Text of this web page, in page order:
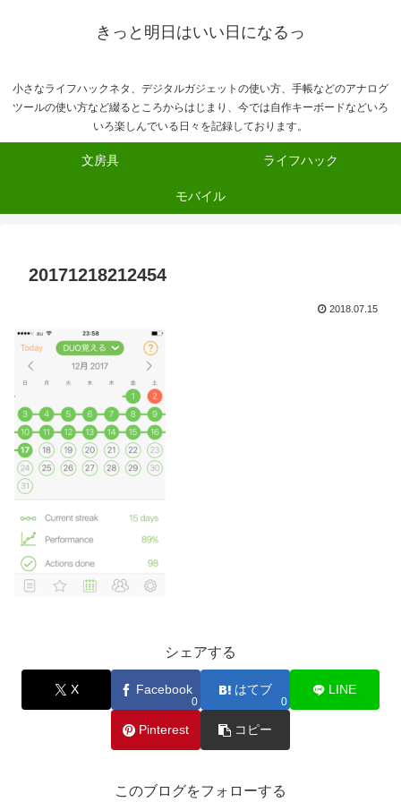
きっと明日はいい日になるっ
小さなライフハックネタ、デジタルガジェットの使い方、手帳などのアナログ
ツールの使い方など綴るところからはじまり、今では自作キーボードなどいろ
いろ楽しんでいる日々を記録しております。
文房具 ライフハック
モバイル
20171218212454
2018.07.15
シェアする
X Facebook
0
はてブ
0
LINE
Pinterest コピー
このブログをフォローする